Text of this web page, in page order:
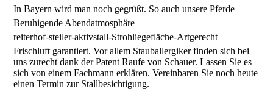
In Bayern wird man noch gegrüßt. So auch unsere Pferde
Beruhigende Abendatmosphäre
reiterhof-steiler-aktivstall-Strohliegefläche-Artgerecht
Frischluft garantiert. Vor allem Stauballergiker finden sich bei
uns zurecht dank der Patent Raufe von Schauer. Lassen Sie es
sich von einem Fachmann erklären. Vereinbaren Sie noch heute
einen Termin zur Stallbesichtigung.